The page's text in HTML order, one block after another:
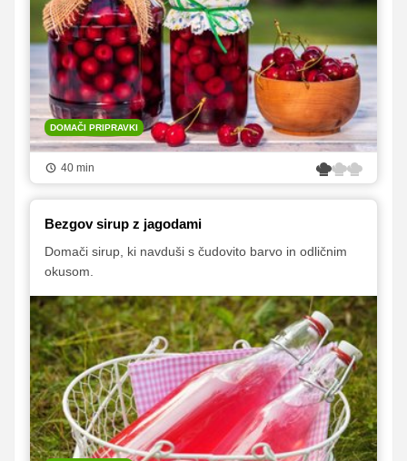
DOMAČI PRIPRAVKI
40 min
Bezgov sirup z jagodami
Domači sirup, ki navduši s čudovito barvo in odličnim
okusom.